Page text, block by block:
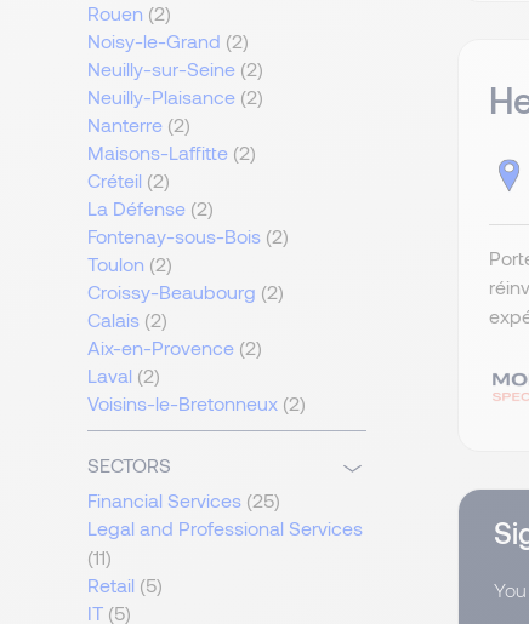
Rouen (2)
Noisy-le-Grand (2)
Neuilly-sur-Seine (2)
Neuilly-Plaisance (2)
Nanterre (2)
Maisons-Laffitte (2)
Créteil (2)
La Défense (2)
Fontenay-sous-Bois (2)
Toulon (2)
Croissy-Beaubourg (2)
Calais (2)
Aix-en-Provence (2)
Laval (2)
Voisins-le-Bretonneux (2)
SECTORS
Financial Services (25)
Legal and Professional Services
(11)
Retail (5)
IT (5)